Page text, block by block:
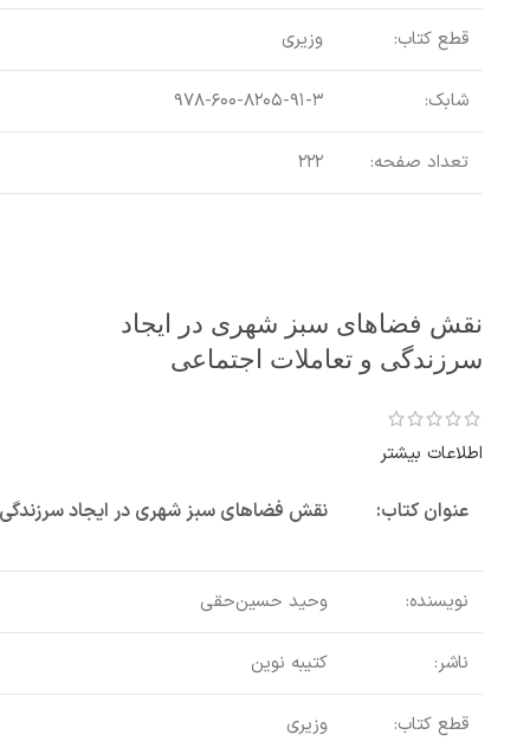
قطع کتاب: وزیری
شابک: ۹۷۸-۶۰۰-۸۲۰۵-۹۱-۳
تعداد صفحه: ۲۲۲
نقش فضاهای سبز شهری در ایجاد
سرزندگی و تعاملات اجتماعی
اطلاعات بیشتر
عنوان کتاب: نقش فضاهای سبز شهری در ایجاد
نویسنده: وحید حسین‌حقی
ناشر: کتیبه نوین
قطع کتاب: وزیری